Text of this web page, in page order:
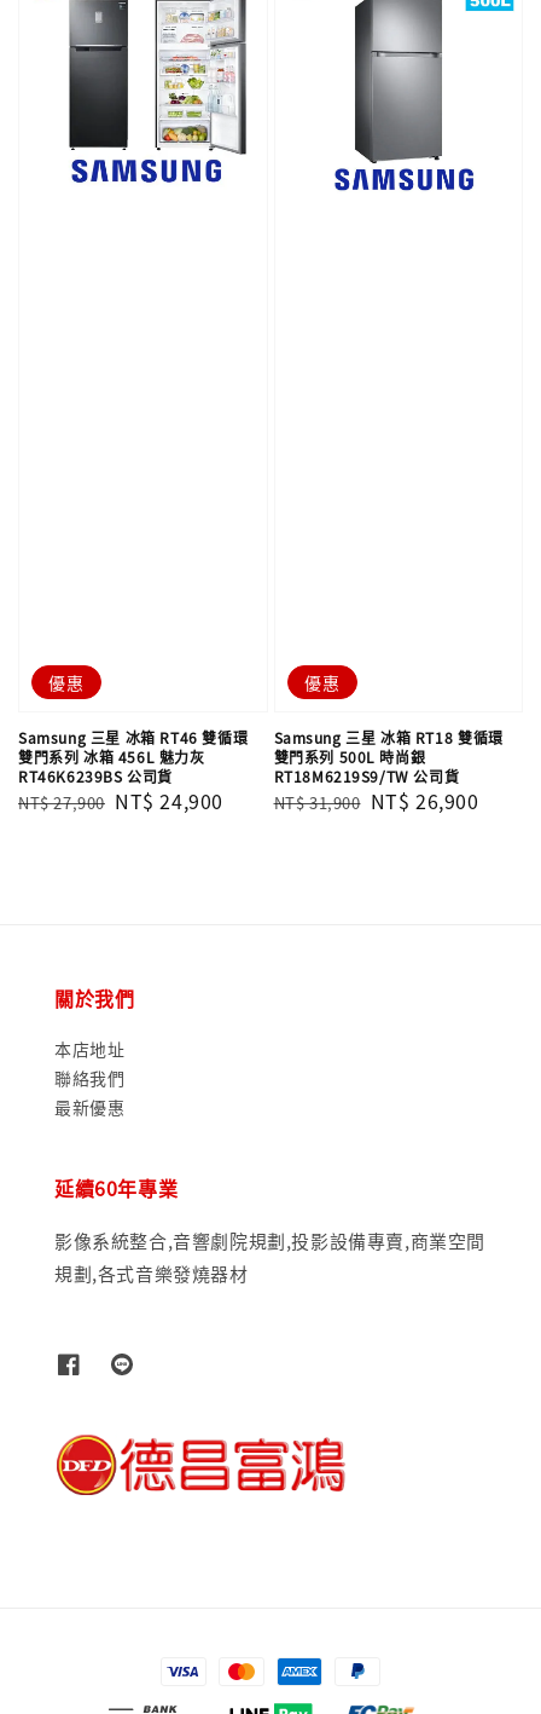
優惠
Samsung 三星 冰箱 RT46 雙循環
雙門系列 冰箱 456L 魅力灰
RT46K6239BS 公司貨
Regular
NT$ 27,900 Sale
NT$ 24,900
優惠
Samsung 三星 冰箱 RT18 雙循環
雙門系列 500L 時尚銀
RT18M6219S9/TW 公司貨
Regular
NT$ 31,900 Sale
NT$ 26,900
關於我們
本店地址
聯絡我們
最新優惠
延續60年專業
影像系統整合,音響劇院規劃,投影設備專賣,商業空間
規劃,各式音樂發燒器材